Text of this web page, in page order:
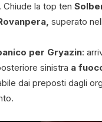
. Chiude la top ten
superato
per Gryazin:
sinistra a
dai preposti dagli